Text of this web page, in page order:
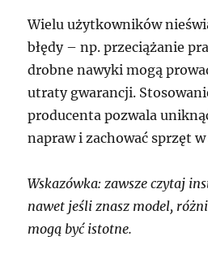
Wielu użytkowników
błędy – np. przeciążanie
drobne nawyki mogą
utraty gwarancji.
producenta pozwala
napraw i zachować sprzęt
Wskazówka: zawsze czytaj
nawet jeśli znasz model,
mogą być istotne.